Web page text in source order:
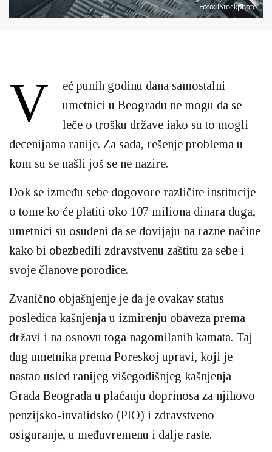
Foto: iStockphoto
V
eć punih godinu dana samostalni
umetnici u Beogradu ne mogu da se
leče o trošku države iako su to mogli
decenijama ranije. Za sada, rešenje problema u
kom su se našli još se ne nazire.
Dok se između sebe dogovore različite institucije
o tome ko će platiti oko 107 miliona dinara duga,
umetnici su osuđeni da se dovijaju na razne načine
kako bi obezbedili zdravstvenu zaštitu za sebe i
svoje članove porodice.
Zvanično objašnjenje je da je ovakav status
posledica kašnjenja u izmirenju obaveza prema
državi i na osnovu toga nagomilanih kamata. Taj
dug umetnika prema Poreskoj upravi, koji je
nastao usled ranijeg višegodišnjeg kašnjenja
Grada Beograda u plaćanju doprinosa za njihovo
penzijsko-invalidsko (PIO) i zdravstveno
osiguranje, u međuvremenu i dalje raste.